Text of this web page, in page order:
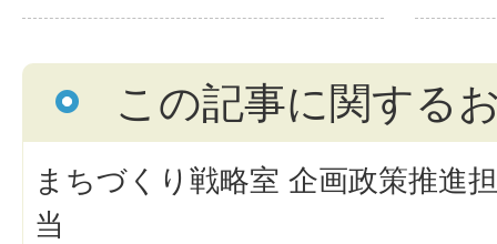
この記事に関する
まちづくり戦略室 企画政策推進
当